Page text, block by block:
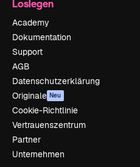
Loslegen
Academy
Dokumentation
Support
AGB
Datenschutzerklärung
Originale Neu
Cookie-Richtlinie
Vertrauenszentrum
Partner
Unternehmen